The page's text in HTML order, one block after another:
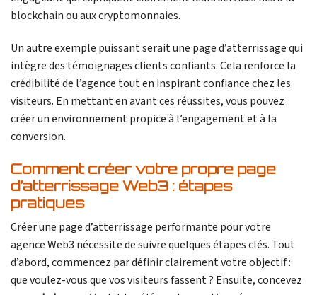
blockchain ou aux cryptomonnaies.
Un autre exemple puissant serait une page d’atterrissage qui
intègre des témoignages clients confiants. Cela renforce la
crédibilité de l’agence tout en inspirant confiance chez les
visiteurs. En mettant en avant ces réussites, vous pouvez
créer un environnement propice à l’engagement et à la
conversion.
Comment créer votre propre page
d’atterrissage Web3 : étapes
pratiques
Créer une page d’atterrissage performante pour votre
agence Web3 nécessite de suivre quelques étapes clés. Tout
d’abord, commencez par définir clairement votre objectif :
que voulez-vous que vos visiteurs fassent ? Ensuite, concevez